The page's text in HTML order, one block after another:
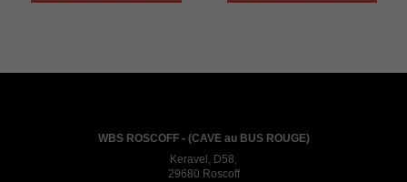
WBS ROSCOFF - (CAVE au BUS ROUGE)
Keravel, D58,
29680 Roscoff